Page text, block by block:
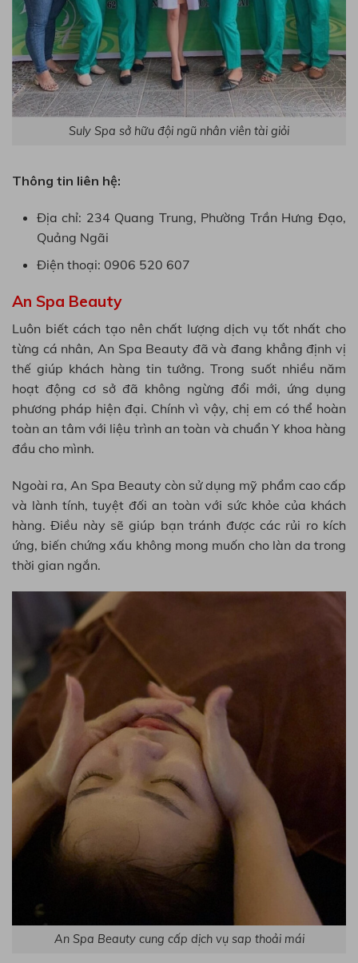
Suly Spa sở hữu đội ngũ nhân viên tài giỏi
Thông tin liên hệ:
Địa chỉ: 234 Quang Trung, Phường Trần Hưng Đạo,
Quảng Ngãi
Điện thoại: 0906 520 607
An Spa Beauty
Luôn biết cách tạo nên chất lượng dịch vụ tốt nhất cho
từng cá nhân, An Spa Beauty đã và đang khẳng định vị
thế giúp khách hàng tin tưởng. Trong suốt nhiều năm
hoạt động cơ sở đã không ngừng đổi mới, ứng dụng
phương pháp hiện đại. Chính vì vậy, chị em có thể hoàn
toàn an tâm với liệu trình an toàn và chuẩn Y khoa hàng
đầu cho mình.
Ngoài ra, An Spa Beauty còn sử dụng mỹ phẩm cao cấp
và lành tính, tuyệt đối an toàn với sức khỏe của khách
hàng. Điều này sẽ giúp bạn tránh được các rủi ro kích
ứng, biến chứng xấu không mong muốn cho làn da trong
thời gian ngắn.
An Spa Beauty cung cấp dịch vụ sap thoải mái